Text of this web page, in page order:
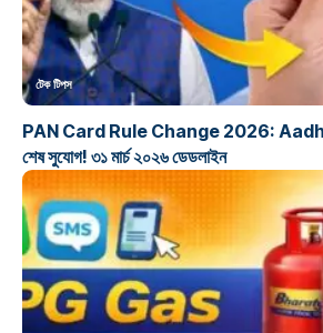
টেক টিপস
PAN Card Rule Change 2026:
শেষ সুযোগ! ৩১ মার্চ ২০২৬ ডেডলাইন